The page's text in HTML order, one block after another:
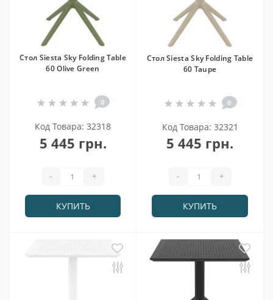
Cтол Siesta Sky Folding Table
60 Olive Green
0
Код Товара: 32318
5 445 грн.
- +
КУПИТЬ
Cтол Siesta Sky Folding Table
60 Taupe
0
Код Товара: 32321
5 445 грн.
- +
КУПИТЬ